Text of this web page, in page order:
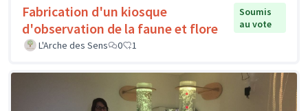
Fabrication d'un kiosque
d'observation de la faune et flore
Soumis
au vote
L'Arche des Sens
0 1